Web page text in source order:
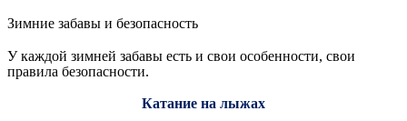
Зимние забавы и безопасность
У каждой зимней забавы есть и свои особенности, свои
правила безопасности.
Катание на лыжах